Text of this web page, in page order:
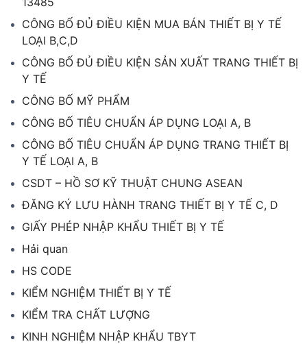
CÔNG BỐ ĐỦ ĐIỀU KIỆN MUA BÁN THIẾT BỊ Y TẾ
LOẠI B,C,D
CÔNG BỐ ĐỦ ĐIỀU KIỆN SẢN XUẤT TRANG THIẾT BỊ
Y TẾ
CÔNG BỐ MỸ PHẨM
CÔNG BỐ TIÊU CHUẨN ÁP DỤNG LOẠI A, B
CÔNG BỐ TIÊU CHUẨN ÁP DỤNG TRANG THIẾT BỊ
Y TẾ LOẠI A, B
CSDT – HỒ SƠ KỸ THUẬT CHUNG ASEAN
ĐĂNG KÝ LƯU HÀNH TRANG THIẾT BỊ Y TẾ C, D
GIẤY PHÉP NHẬP KHẨU THIẾT BỊ Y TẾ
Hải quan
HS CODE
KIỂM NGHIỆM THIẾT BỊ Y TẾ
KIỂM TRA CHẤT LƯỢNG
KINH NGHIỆM NHẬP KHẨU TBYT